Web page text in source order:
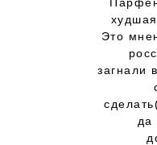
Это
загнали
да